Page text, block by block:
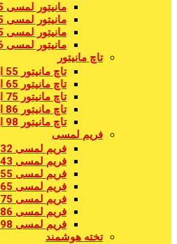
مانیتور لمسی 55 اینچ
مانیتور لمسی 65 اینچ
مانیتور لمسی 75 اینچ
مانیتور لمسی 86 اینچ
تاچ مانیتور
تاچ مانیتور 55 اینچ
تاچ مانیتور 65 اینچ
تاچ مانیتور 75 اینچ
تاچ مانیتور 86 اینچ
تاچ مانیتور 98 اینچ
فریم لمسی
فریم لمسی 32 اینچ
فریم لمسی 43 اینچ
فریم لمسی 55 اینچ
فریم لمسی 65 اینچ
فریم لمسی 75 اینچ
فریم لمسی 86 اینچ
فریم لمسی 98 اینچ
تخته هوشمند